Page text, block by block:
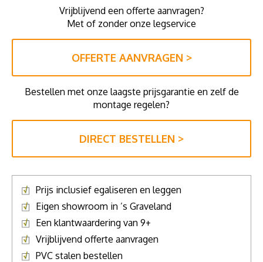
Vrijblijvend een offerte aanvragen?
Met of zonder onze legservice
OFFERTE AANVRAGEN >
Bestellen met onze laagste prijsgarantie en zelf de
montage regelen?
DIRECT BESTELLEN >
Prijs inclusief egaliseren en leggen
Eigen showroom in ’s Graveland
Een klantwaardering van 9+
Vrijblijvend offerte aanvragen
PVC stalen bestellen